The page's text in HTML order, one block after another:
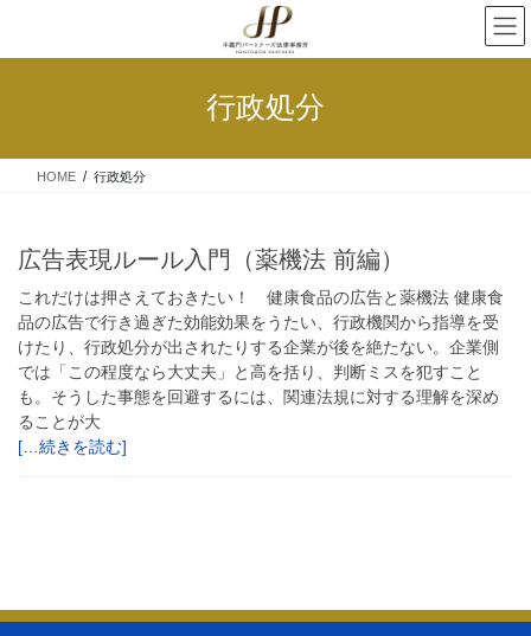
行政処分
HOME 行政処分
広告表現ルール入門（薬機法 前編）
これだけは押さえておきたい！ 健康食品の広告と薬機法 健康食
品の広告で行き過ぎた効能効果をうたい、行政機関から指導を受
けたり、行政処分が出されたりする企業が後を絶たない。企業側
では「この程度なら大丈夫」と高を括り、判断ミスを犯すこと
も。そうした事態を回避するには、関連法規に対する理解を深め
ることが大
[…続きを読む]